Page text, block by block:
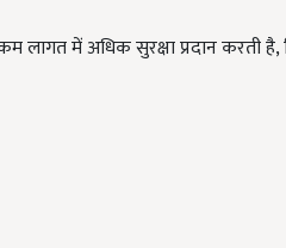
लागत में अधिक सुरक्षा प्रदान करती